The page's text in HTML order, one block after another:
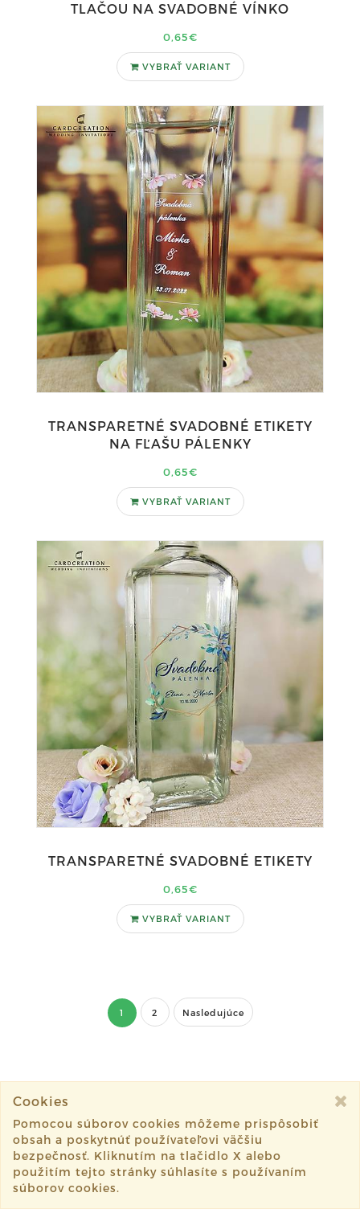
TLAČOU NA SVADOBNÉ VÍNKO
0,65€
VYBRAŤ VARIANT
TRANSPARETNÉ SVADOBNÉ ETIKETY
NA FĽAŠU PÁLENKY
0,65€
VYBRAŤ VARIANT
TRANSPARETNÉ SVADOBNÉ ETIKETY
0,65€
VYBRAŤ VARIANT
1 2 Nasledujúce
CardCreation
Študentská 1, 04001 Košice
cardcreation@cardcreation.sk
Cookies
Pomocou súborov cookies môžeme prispôsobiť
obsah a poskytnúť používateľovi väčšiu
bezpečnosť. Kliknutím na tlačidlo X alebo
použitím tejto stránky súhlasíte s používaním
súborov cookies.